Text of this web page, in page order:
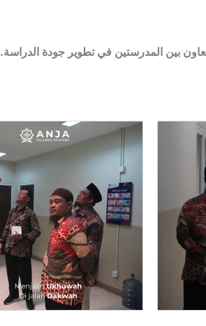
بين المدرستين في تطوير جودة الدراسة.